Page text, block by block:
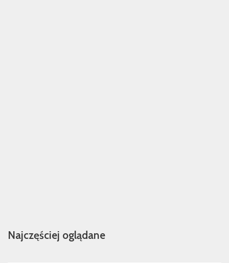
Najczęściej oglądane